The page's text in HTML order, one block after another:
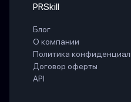
PRSkill
Блог
О компании
Политика
Договор оферты
API